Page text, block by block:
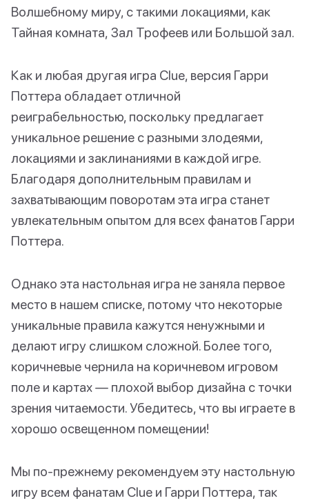
Волшебному миру, с такими локациями, как
Тайная комната, Зал Трофеев или Большой зал.
Как и любая другая игра Clue, версия Гарри
Поттера обладает отличной
реиграбельностью, поскольку предлагает
уникальное решение с разными злодеями,
локациями и заклинаниями в каждой игре.
Благодаря дополнительным правилам и
захватывающим поворотам эта игра станет
увлекательным опытом для всех фанатов Гарри
Поттера.
Однако эта настольная игра не заняла первое
место в нашем списке, потому что некоторые
уникальные правила кажутся ненужными и
делают игру слишком сложной. Более того,
коричневые чернила на коричневом игровом
поле и картах — плохой выбор дизайна с точки
зрения читаемости. Убедитесь, что вы играете в
хорошо освещенном помещении!
Мы по-прежнему рекомендуем эту настольную
игру всем фанатам Clue и Гарри Поттера, так